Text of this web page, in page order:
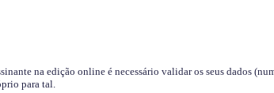
na edição online é necessário validar os seus dados
para tal.